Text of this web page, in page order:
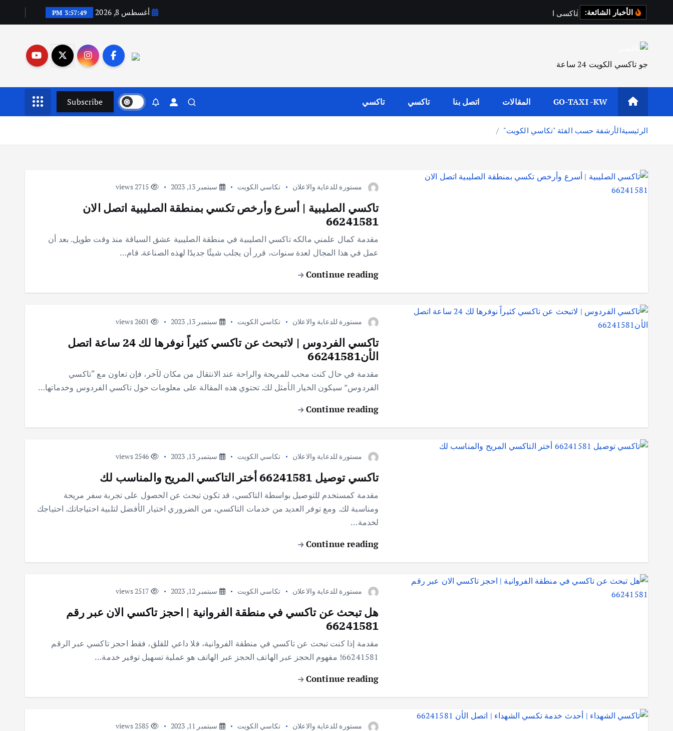
الأخبار الشائعة: تاكسي ا أغسطس 8, 2026 3:57:50 PM
جو تاكسي الكويت 24 ساعة
GO-TAXI -KW المقالات اتصل بنا تاكسي تاكسي Subscribe
الرئيسيةالأرشفة حسب الفئة "تكاسي الكويت"
مستورة للدعاية والاعلان تكاسي الكويت سبتمبر 13, 2023
تاكسي الصليبية | أسرع وأرخص تكسي بمنطقة الصليبية اتصل الان
66241581
مقدمة كمال علمني مالكه تاكسي الصليبية في منطقة الصليبية عشق السياقة منذ وقت طويل. بعد أن
عمل في هذا المجال لعدة سنوات، قرر أن يجلب شيئًا جديدًا لهذه الصناعة. قام…
Continue reading
مستورة للدعاية والاعلان تكاسي الكويت سبتمبر 13, 2023
تاكسي الفردوس | لاتبحث عن تاكسي كثيراً نوفرها لك 24 ساعة اتصل
الأن66241581
مقدمة في حال كنت محب للمريحة والراحة عند الانتقال من مكان لآخر، فإن تعاون مع “تاكسي
الفردوس” سيكون الخيار الأمثل لك. تحتوي هذه المقالة على معلومات حول تاكسي الفردوس وخدماتها…
Continue reading
مستورة للدعاية والاعلان تكاسي الكويت سبتمبر 13, 2023
تاكسي توصيل 66241581 أختر التاكسي المريح والمناسب لك
مقدمة كمستخدم للتوصيل بواسطة التاكسي، قد تكون تبحث عن الحصول على تجربة سفر مريحة
ومناسبة لك. ومع توفر العديد من خدمات التاكسي، من الضروري اختيار الأفضل لتلبية احتياجاتك. احتياجك
لخدمة…
Continue reading
مستورة للدعاية والاعلان تكاسي الكويت سبتمبر 12, 2023
هل تبحث عن تاكسي في منطقة الفروانية | احجز تاكسي الان عبر رقم
66241581
مقدمة إذا كنت تبحث عن تاكسي في منطقة الفروانية، فلا داعي للقلق، فقط احجز تاكسي عبر الرقم
66241581! مفهوم الحجز عبر الهاتف الحجز عبر الهاتف هو عملية تسهيل توفير خدمة…
Continue reading
مستورة للدعاية والاعلان تكاسي الكويت سبتمبر 11, 2023